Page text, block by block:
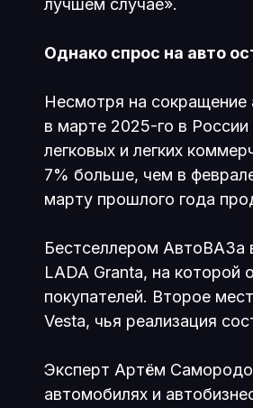
лучшем случае».
Однако спрос на авто
Несмотря на
в марте 2025-го в
легковых и легких
7% больше, чем в
марту прошлого года
Бестселлером АвтоВАЗа
LADA Granta, на которой
покупателей. Второе
Vesta, чья реализация
Эксперт Артём
автомобилях и